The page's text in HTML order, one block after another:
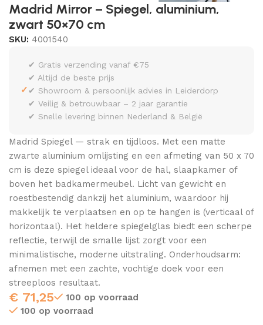
Madrid Mirror – Spiegel, aluminium,
zwart 50×70 cm
SKU: 4001540
✓
✔ Gratis verzending vanaf €75
✔ Altijd de beste prijs
✔ Showroom & persoonlijk advies in Leiderdorp
✔ Veilig & betrouwbaar – 2 jaar garantie
✔ Snelle levering binnen Nederland & België
Madrid Spiegel — strak en tijdloos. Met een matte
zwarte aluminium omlijsting en een afmeting van 50 x 70
cm is deze spiegel ideaal voor de hal, slaapkamer of
boven het badkamermeubel. Licht van gewicht en
roestbestendig dankzij het aluminium, waardoor hij
makkelijk te verplaatsen en op te hangen is (verticaal of
horizontaal). Het heldere spiegelglas biedt een scherpe
reflectie, terwijl de smalle lijst zorgt voor een
minimalistische, moderne uitstraling. Onderhoudsarm:
afnemen met een zachte, vochtige doek voor een
streeploos resultaat.
€ 71,25
100 op voorraad
100 op voorraad